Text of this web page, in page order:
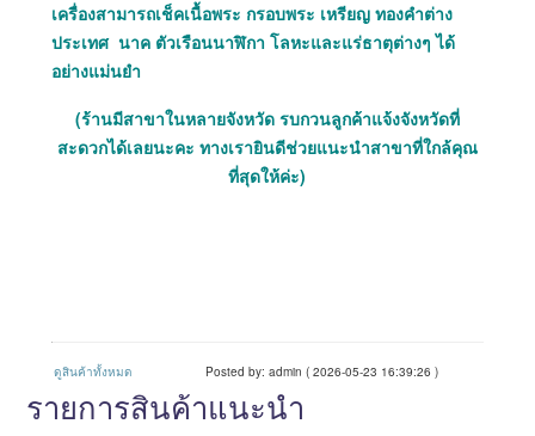
เครื่องสามารถเช็คเนื้อพระ กรอบพระ เหรียญ ทองคำต่าง
ประเทศ นาค ตัวเรือนนาฬิกา โลหะและแร่ธาตุต่างๆ ได้
อย่างแม่นยำ
(ร้านมีสาขาในหลายจังหวัด รบกวนลูกค้าแจ้งจังหวัดที่
สะดวกได้เลยนะคะ ทางเรายินดีช่วยแนะนำสาขาที่ใกล้คุณ
ที่สุดให้ค่ะ)
ดูสินค้าทั้งหมด Posted by: admin ( 2026-05-23 16:39:26 )
รายการสินค้าแนะนำ